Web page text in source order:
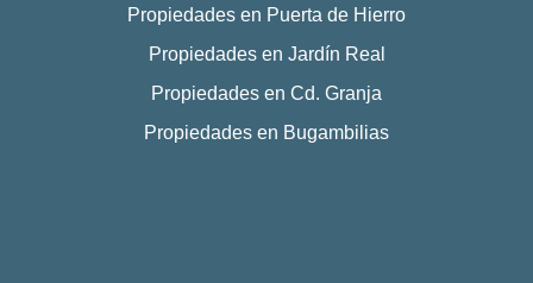
Propiedades en Puerta de Hierro
Propiedades en Jardín Real
Propiedades en Cd. Granja
Propiedades en Bugambilias